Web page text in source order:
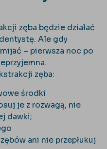
zęba będzie działać
Ale gdy
– pierwsza noc po
zęba:
środki
je z rozwagą, nie
dawki;
ani nie przepłukuj